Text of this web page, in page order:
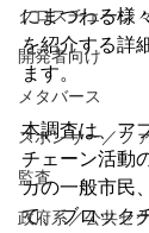
クロスチェーン
開発者向け
メタバース
スポンサー／フ
監査
政府系／公共セ
にまつわる様
を紹介する詳
ます。
本調査は、ア
チェーン活動
カの一般市民
て、ブロック